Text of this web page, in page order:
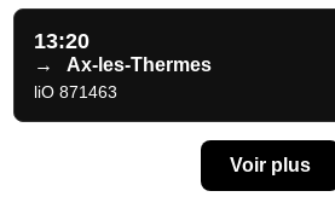
13:20
→ Ax-les-Thermes
liO 871463
Voir plus